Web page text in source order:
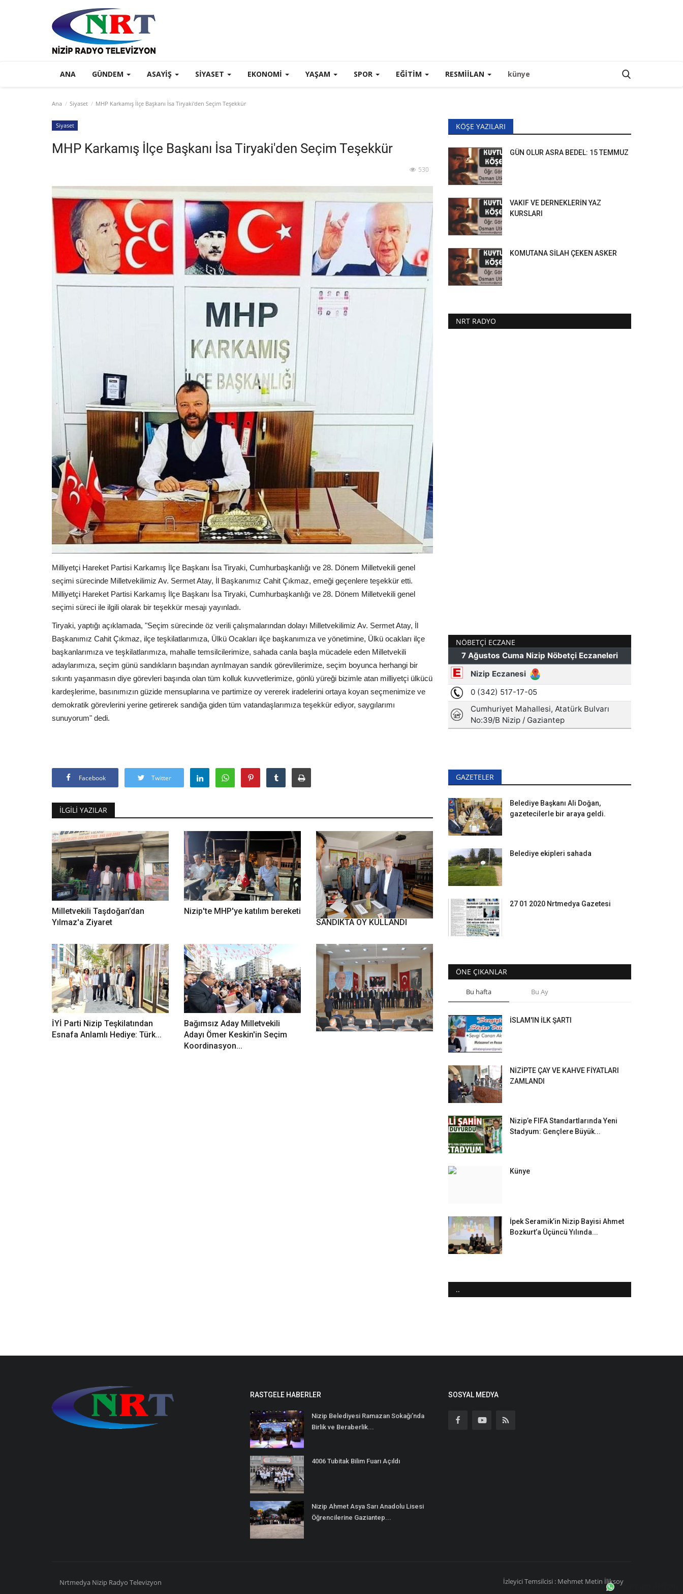
ANA GÜNDEM ASAYIŞ SIYASET EKONOMI YAŞAM SPOR EĞİTİM RESMIILAN künye
Ana Siyaset MHP Karkamış İlçe Başkanı İsa Tiryaki'den Seçim Teşekkür
Siyaset
MHP Karkamış İlçe Başkanı İsa Tiryaki'den Seçim Teşekkür
530
Milliyetçi Hareket Partisi Karkamış İlçe Başkanı İsa Tiryaki, Cumhurbaşkanlığı ve 28. Dönem Milletvekili genel
seçimi sürecinde Milletvekilimiz Av. Sermet Atay, İl Başkanımız Cahit Çıkmaz, emeği geçenlere teşekkür etti.
Milliyetçi Hareket Partisi Karkamış İlçe Başkanı İsa Tiryaki, Cumhurbaşkanlığı ve 28. Dönem Milletvekili genel
seçimi süreci ile ilgili olarak bir teşekkür mesajı yayınladı.
Tiryaki, yaptığı açıklamada, "Seçim sürecinde öz verili çalışmalarından dolayı Milletvekilimiz Av. Sermet Atay, İl
Başkanımız Cahit Çıkmaz, ilçe teşkilatlarımıza, Ülkü Ocakları ilçe başkanımıza ve yönetimine, Ülkü ocakları ilçe
başkanlarımıza ve teşkilatlarımıza, mahalle temsilcilerimize, sahada canla başla mücadele eden Milletvekili
adaylarımıza, seçim günü sandıkların başından ayrılmayan sandık görevlilerimize, seçim boyunca herhangi bir
sıkıntı yaşanmasın diye görevleri başında olan tüm kolluk kuvvetlerimize, gönlü yüreği bizimle atan milliyetçi ülkücü
kardeşlerime, basınımızın güzide mensuplarına ve partimize oy vererek iradelerini ortaya koyan seçmenimize ve
demokratik görevlerini yerine getirerek sandığa giden tüm vatandaşlarımıza teşekkür ediyor, saygılarımı
sunuyorum" dedi.
Facebook Twitter
İLGILI YAZILAR
Milletvekili Taşdoğan’dan
Yılmaz'a Ziyaret
Nizip'te MHP'ye katılım bereketi
AKDOĞAN 1203 NUMARALI
SANDIKTA OY KULLANDI
İYİ Parti Nizip Teşkilatından
Esnafa Anlamlı Hediye: Türk...
Bağımsız Aday Milletvekili
Adayı Ömer Keskin'in Seçim
Koordinasyon...
YILMAZ GÜVEN TAZELEDİ
KÖŞE YAZILARI
GÜN OLUR ASRA BEDEL: 15 TEMMUZ
VAKIF VE DERNEKLERİN YAZ
KURSLARI
KOMUTANA SİLAH ÇEKEN ASKER
NRT RADYO
NÖBETÇI ECZANE
GAZETELER
Belediye Başkanı Ali Doğan,
gazetecilerle bir araya geldi.
Belediye ekipleri sahada
27 01 2020 Nrtmedya Gazetesi
ÖNE ÇIKANLAR
Bu hafta Bu Ay
İSLAM'IN İLK ŞARTI
NİZİPTE ÇAY VE KAHVE FİYATLARI
ZAMLANDI
Nizip’e FIFA Standartlarında Yeni
Stadyum: Gençlere Büyük...
Künye
İpek Seramik’in Nizip Bayisi Ahmet
Bozkurt’a Üçüncü Yılında...
..
Whatsapp iletişim
RASTGELE HABERLER
Nizip Belediyesi Ramazan Sokağı’nda
Birlik ve Beraberlik...
4006 Tubitak Bilim Fuarı Açıldı
Nizip Ahmet Asya Sarı Anadolu Lisesi
Öğrencilerine Gaziantep...
SOSYAL MEDYA
Nrtmedya Nizip Radyo Televizyon İzleyici Temsilcisi : Mehmet Metin İliksoy